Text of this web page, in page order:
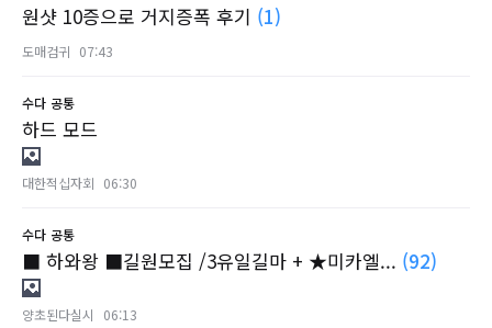
원샷 10증으로 거지증폭 후기 (1)
도매검귀 07:43
수다 공통
하드 모드
대한적십자회 06:30
수다 공통
■ 하와왕 ■길원모집 /3유일길마 + ★미카엘... (92)
양초된다실시 06:13